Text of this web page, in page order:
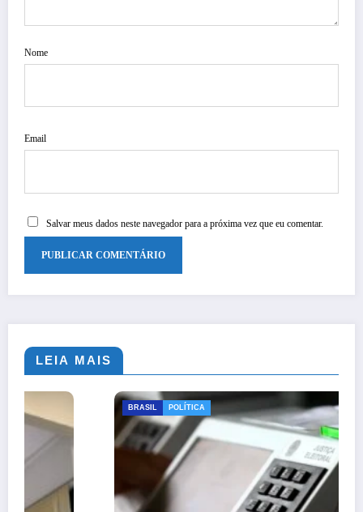
Nome
Email
Salvar meus dados neste navegador para a próxima vez que eu comentar.
LEIA MAIS